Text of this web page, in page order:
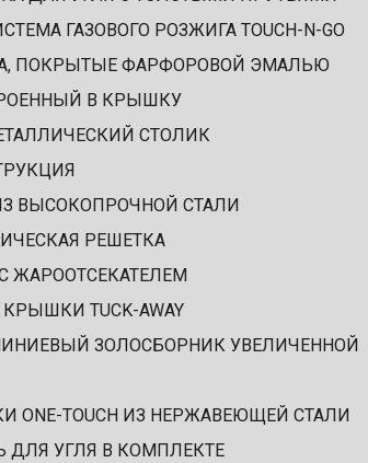
ГАЗОВОГО РОЗЖИГА TOUCH-N-GO
ПОКРЫТЫЕ ФАРФОРОВОЙ ЭМАЛЬЮ
В КРЫШКУ
СТОЛИК
ВЫСОКОПРОЧНОЙ СТАЛИ
РЕШЕТКА
ЖАРООТСЕКАТЕЛЕМ
TUCK-AWAY
ЗОЛОСБОРНИК УВЕЛИЧЕННОЙ
ONE-TOUCH ИЗ НЕРЖАВЕЮЩЕЙ СТАЛИ
ДЛЯ УГЛЯ В КОМПЛЕКТЕ